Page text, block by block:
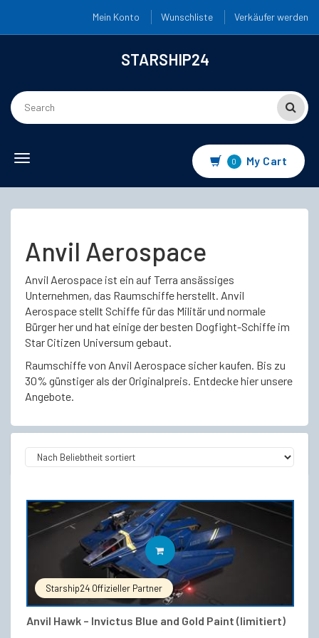
Mein Konto Wunschliste Verkäufer werden
STARSHIP24
Toggle
0 My Cart
Anvil Aerospace
Anvil Aerospace ist ein auf Terra ansässiges
Unternehmen, das Raumschiffe herstellt. Anvil
Aerospace stellt Schiffe für das Militär und normale
Bürger her und hat einige der besten Dogfight-Schiffe im
Star Citizen Universum gebaut.
Raumschiffe von Anvil Aerospace sicher kaufen. Bis zu
30% günstiger als der Originalpreis. Entdecke hier unsere
Angebote.
Starship24 Offizieller Partner
Anvil Hawk – Invictus Blue and Gold Paint (limitiert)
IN DEN WARENKORB